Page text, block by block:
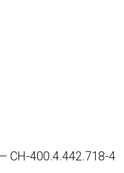
CH-400.4.442.718-4